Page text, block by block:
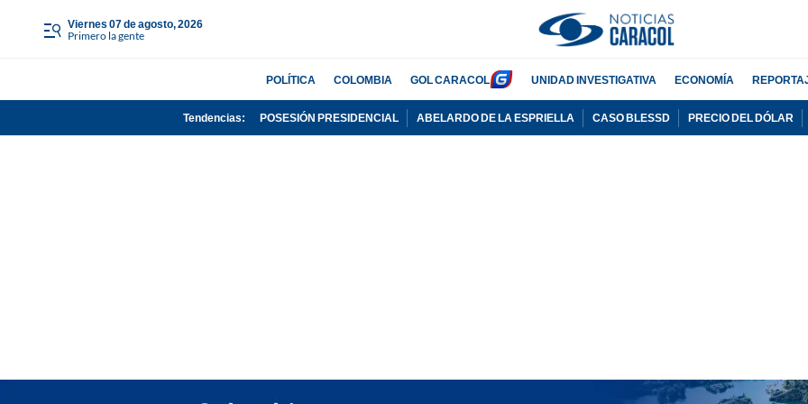
viernes 07 de agosto, 2026
Primero la gente
POLÍTICA COLOMBIA GOL CARACOL UNIDAD INVESTIGATIVA ECONOMÍA
Tendencias: POSESIÓN PRESIDENCIAL ABELARDO DE LA ESPRIELLA CASO BLESSD PRECIO DEL DÓLAR